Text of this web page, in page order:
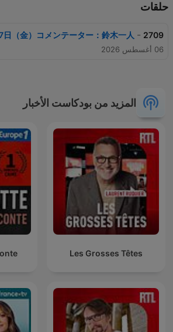
حلقات
2709
-
（金）コメンテーター：鈴木一人
06 أغسطس 2026
المزيد من بودكاست الأخبار
Les Grosses Têtes